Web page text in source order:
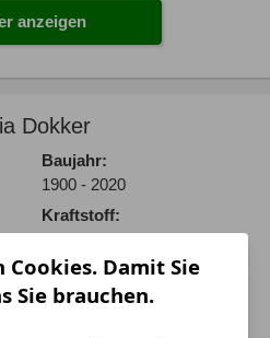
anzeigen
Dokker
Baujahr:
1900 - 2020
Kraftstoff:
anzeigen
Damit Sie
Sie brauchen.